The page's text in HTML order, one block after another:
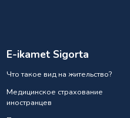
E-ikamet Sigorta
Что такое вид на жительство?
Медицинское страхование
иностранцев